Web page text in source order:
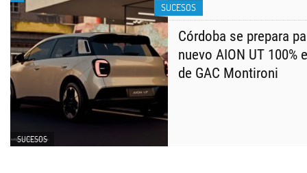
SUCESOS
SUCESOS
Córdoba se prepara
nuevo AION UT
de GAC Montironi